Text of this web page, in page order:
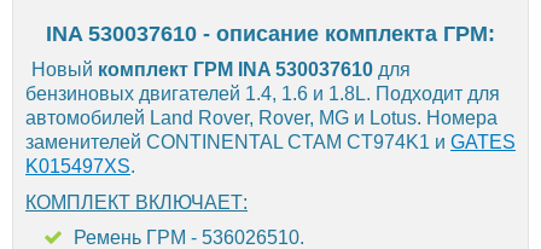
INA 530037610 - описание комплекта ГРМ:
Новый комплект ГРМ INA 530037610 для
бензиновых двигателей 1.4, 1.6 и 1.8L. Подходит для
автомобилей Land Rover, Rover, MG и Lotus. Номера
заменителей CONTINENTAL CTAM CT974K1 и GATES
K015497XS.
КОМПЛЕКТ ВКЛЮЧАЕТ:
Ремень ГРМ - 536026510.